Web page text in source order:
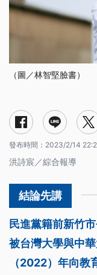
（圖／林智堅臉書）
發布時間： 2023/2/14
洪詩宸／綜合報導
民進黨籍前新竹
被台灣大學與中
（2022）年向教